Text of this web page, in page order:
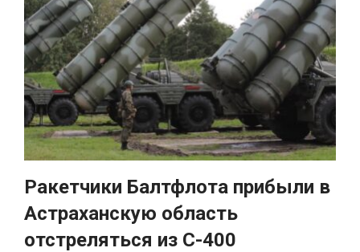
Ракетчики Балтфлота прибыли в
Астраханскую область
отстреляться из С-400